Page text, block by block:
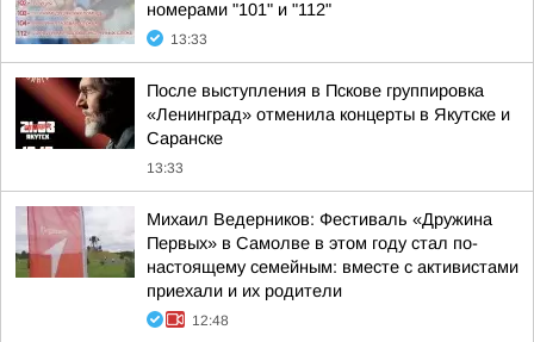
номерами "101" и "112"
13:33
После выступления в Пскове группировка
«Ленинград» отменила концерты в Якутске и
Саранске
13:33
Михаил Ведерников: Фестиваль «Дружина
Первых» в Самолве в этом году стал по-
настоящему семейным: вместе с активистами
приехали и их родители
12:48